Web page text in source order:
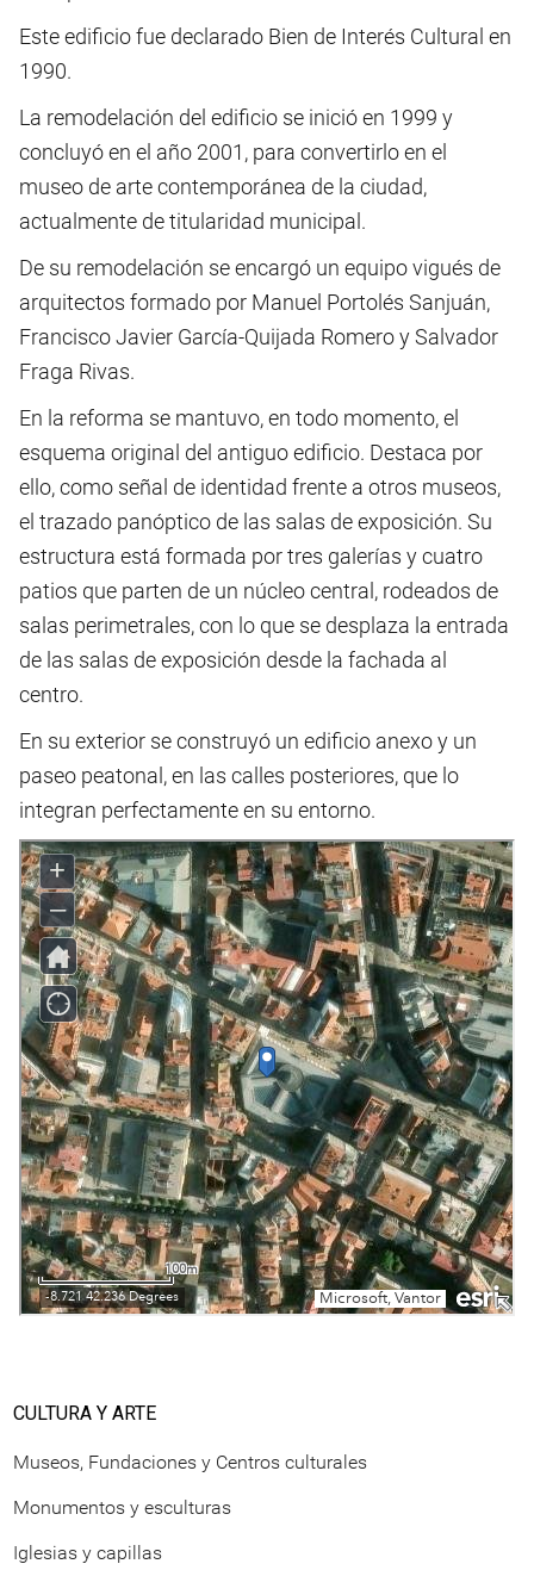
Este edificio fue declarado Bien de Interés Cultural en
1990.
La remodelación del edificio se inició en 1999 y
concluyó en el año 2001, para convertirlo en el
museo de arte contemporánea de la ciudad,
actualmente de titularidad municipal.
De su remodelación se encargó un equipo vigués de
arquitectos formado por Manuel Portolés Sanjuán,
Francisco Javier García-Quijada Romero y Salvador
Fraga Rivas.
En la reforma se mantuvo, en todo momento, el
esquema original del antiguo edificio. Destaca por
ello, como señal de identidad frente a otros museos,
el trazado panóptico de las salas de exposición. Su
estructura está formada por tres galerías y cuatro
patios que parten de un núcleo central, rodeados de
salas perimetrales, con lo que se desplaza la entrada
de las salas de exposición desde la fachada al
centro.
En su exterior se construyó un edificio anexo y un
paseo peatonal, en las calles posteriores, que lo
integran perfectamente en su entorno.
CULTURA Y ARTE
Museos, Fundaciones y Centros culturales
Monumentos y esculturas
Iglesias y capillas